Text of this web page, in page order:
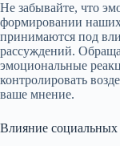
Не забывайте, что
формировании
принимаются под
рассуждений.
эмоциональные
контролировать
ваше мнение.
Влияние